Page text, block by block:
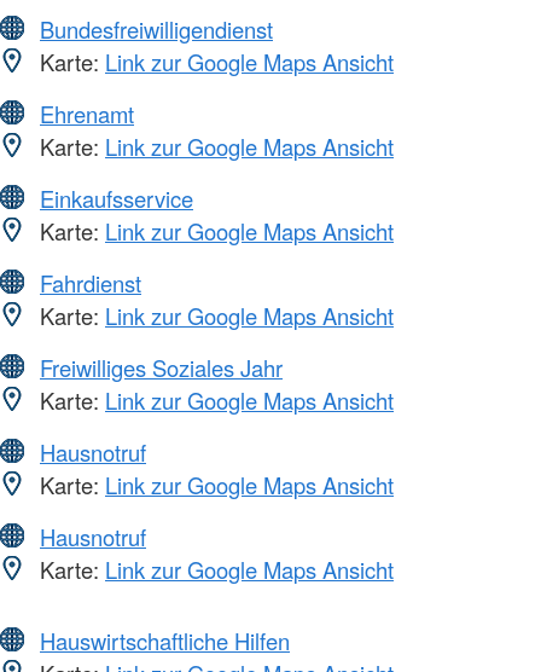
Bundesfreiwilligendienst
Karte: Link zur Google Maps Ansicht
Ehrenamt
Karte: Link zur Google Maps Ansicht
Einkaufsservice
Karte: Link zur Google Maps Ansicht
Fahrdienst
Karte: Link zur Google Maps Ansicht
Freiwilliges Soziales Jahr
Karte: Link zur Google Maps Ansicht
Hausnotruf
Karte: Link zur Google Maps Ansicht
Hausnotruf
Karte: Link zur Google Maps Ansicht
Hauswirtschaftliche Hilfen